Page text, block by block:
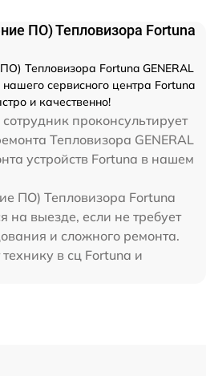
ПО) Тепловизора Fortuna
Тепловизора Fortuna GENERAL
сервисного центра Fortuna
и качественно!
проконсультирует
Тепловизора GENERAL
устройств Fortuna в нашем
ПО) Тепловизора Fortuna
на выезде, если не требует
и сложного ремонта.
в сц Fortuna и